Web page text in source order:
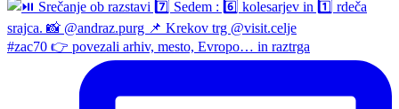
#zac70 👉 povezali arhiv, mesto, Evropo… in raztrga